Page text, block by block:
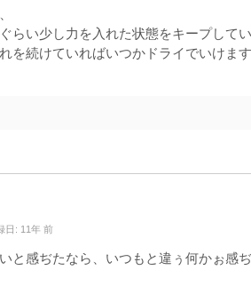
らい少し力を入れた状態をキープして
を続けていればいつかドライでいけま
日: 11年 前
と感ぢたなら、いつもと違ぅ何かぉ